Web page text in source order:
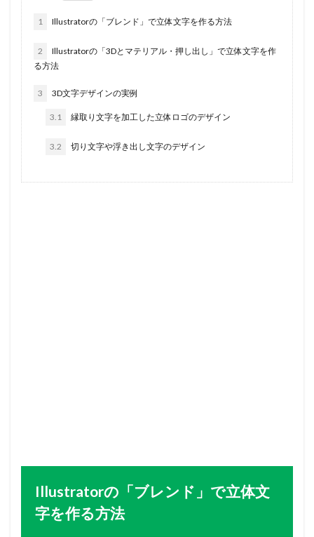
1 Illustratorの「ブレンド」で立体文字を作る方法
2
Illustratorの「3Dとマテリアル・押し出し」で立体文字を作
る方法
3 3D文字デザインの実例
3.1 縁取り文字を加工した立体ロゴのデザイン
3.2 切り文字や浮き出し文字のデザイン
Illustratorの「ブレンド」で立体文
字を作る方法